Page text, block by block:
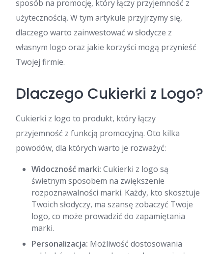
sposób na promocję, który łączy przyjemność z
użytecznością. W tym artykule przyjrzymy się,
dlaczego warto zainwestować w słodycze z
własnym logo oraz jakie korzyści mogą przynieść
Twojej firmie.
Dlaczego Cukierki z Logo?
Cukierki z logo to produkt, który łączy
przyjemność z funkcją promocyjną. Oto kilka
powodów, dla których warto je rozważyć:
Widoczność marki: Cukierki z logo są
świetnym sposobem na zwiększenie
rozpoznawalności marki. Każdy, kto skosztuje
Twoich słodyczy, ma szansę zobaczyć Twoje
logo, co może prowadzić do zapamiętania
marki.
Personalizacja: Możliwość dostosowania